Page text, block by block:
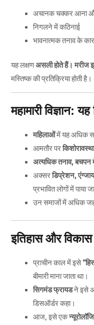
अचानक चक्कर आना
निगलने में कठिनाई
भावनात्मक तनाव के
यह लक्षणअसली होते हैं। मरीज
मस्तिष्क की प्रतिक्रिया होती है।
महामारी विज्ञान:
महिलाओंमें यह अधिक
आमतौर पर
अत्यधिक तनाव, बचपन
अक्सरडिप्रेशन,
प्रभावित लोगों में पाया
उन समाजों में अधिक
इतिहास और विकास
प्राचीन काल में इसे
बीमारी माना जाता था।
सिगमंड फ्रायडने इसे
डिसऑर्डर कहा।
आज, इसे एक